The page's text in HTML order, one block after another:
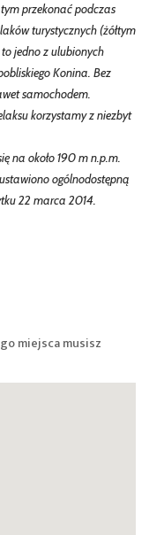
przekonać podczas
turystycznych (żółtym
jedno z ulubionych
Konina. Bez
samochodem.
korzystamy z niezbyt
na około 190 m n.p.m.
ogólnodostępną
22 marca 2014.
miejsca musisz